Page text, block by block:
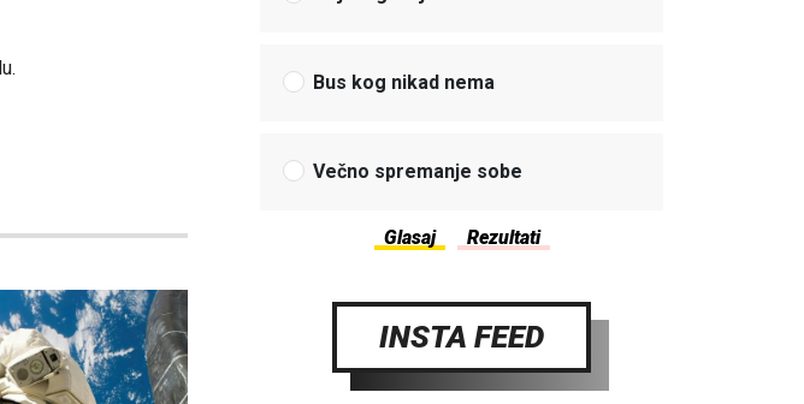
Bus kog nikad nema
Večno spremanje sobe
INSTA FEED